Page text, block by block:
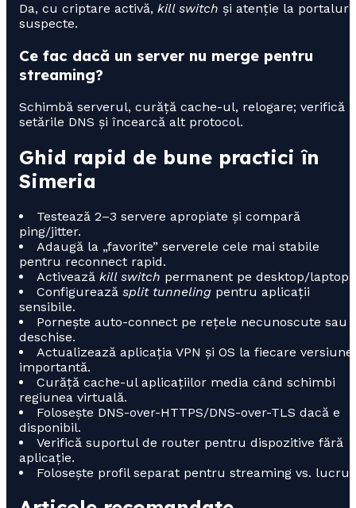
Da, cu criptare activă, kill switch și atenție la portaluri
suspecte.
Ce fac dacă un server nu merge pentru
streaming?
Schimbă serverul, curăță cache-ul, relogare; verifică
setările DNS și încearcă alt protocol.
Ghid rapid de bune practici în
Simeria
Testează 2–3 servere apropiate și compară
ping/jitter.
Adaugă la „favorite” serverele cele mai stabile
pentru reconnect rapid.
Activează kill switch permanent pe desktop/laptop.
Configurează split tunneling pentru aplicații
sensibile.
Pornește auto-connect pe rețele necunoscute sau
deschise.
Actualizează aplicația VPN și OS la fiecare versiune
importantă.
Curăță cache-ul aplicațiilor media când schimbi
regiunea virtuală.
Folosește DNS-over-HTTPS/DNS-over-TLS dacă e
disponibil.
Verifică suportul de router pentru dispozitive fără
aplicație.
Folosește profil separat pentru streaming vs. lucru.